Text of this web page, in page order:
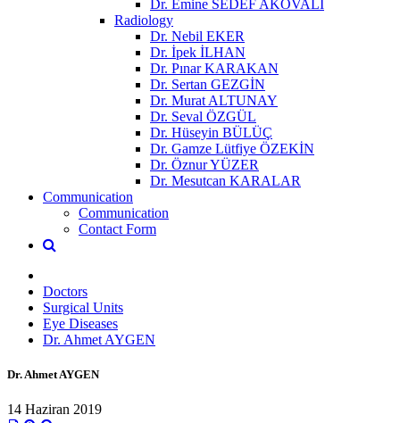
Dr. Emine SEDEF AKOVALI
Radiology
Dr. Nebil EKER
Dr. İpek İLHAN
Dr. Pınar KARAKAN
Dr. Sertan GEZGİN
Dr. Murat ALTUNAY
Dr. Seval ÖZGÜL
Dr. Hüseyin BÜLÜÇ
Dr. Gamze Lütfiye ÖZEKİN
Dr. Öznur YÜZER
Dr. Mesutcan KARALAR
Communication
Communication
Contact Form
Doctors
Surgical Units
Eye Diseases
Dr. Ahmet AYGEN
Dr. Ahmet AYGEN
14 Haziran 2019